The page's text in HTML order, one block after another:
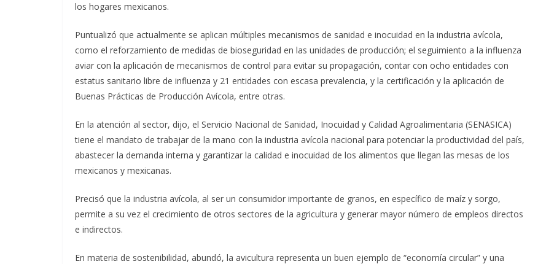
los hogares mexicanos.
Puntualizó que actualmente se aplican múltiples mecanismos de sanidad e inocuidad en la industria avícola,
como el reforzamiento de medidas de bioseguridad en las unidades de producción; el seguimiento a la influenza
aviar con la aplicación de mecanismos de control para evitar su propagación, contar con ocho entidades con
estatus sanitario libre de influenza y 21 entidades con escasa prevalencia, y la certificación y la aplicación de
Buenas Prácticas de Producción Avícola, entre otras.
En la atención al sector, dijo, el Servicio Nacional de Sanidad, Inocuidad y Calidad Agroalimentaria (SENASICA)
tiene el mandato de trabajar de la mano con la industria avícola nacional para potenciar la productividad del país,
abastecer la demanda interna y garantizar la calidad e inocuidad de los alimentos que llegan las mesas de los
mexicanos y mexicanas.
Precisó que la industria avícola, al ser un consumidor importante de granos, en específico de maíz y sorgo,
permite a su vez el crecimiento de otros sectores de la agricultura y generar mayor número de empleos directos
e indirectos.
En materia de sostenibilidad, abundó, la avicultura representa un buen ejemplo de “economía circular” y una